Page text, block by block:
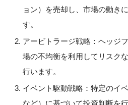
ョン）を売却し、市場の動き
す。
アービトラージ戦略：ヘッジ
場の不均衡を利用してリスク
行います。
イベント駆動戦略：特定のイ
など）に基づいて投資判断を